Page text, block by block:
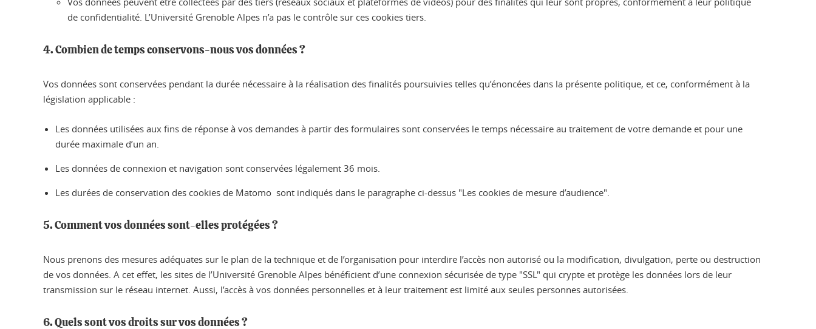
de confidentialité. L’Université Grenoble Alpes n’a pas le contrôle sur ces cookies tiers.
4. Combien de temps conservons-nous vos données ?
Vos données sont conservées pendant la durée nécessaire à la réalisation des finalités poursuivies telles qu’énoncées dans la présente politique, et ce, conformément à la
législation applicable :
Les données utilisées aux fins de réponse à vos demandes à partir des formulaires sont conservées le temps nécessaire au traitement de votre demande et pour une
durée maximale d’un an.
Les données de connexion et navigation sont conservées légalement 36 mois.
Les durées de conservation des cookies de Matomo sont indiqués dans le paragraphe ci-dessus "Les cookies de mesure d’audience".
5. Comment vos données sont-elles protégées ?
Nous prenons des mesures adéquates sur le plan de la technique et de l’organisation pour interdire l’accès non autorisé ou la modification, divulgation, perte ou destruction
de vos données. A cet effet, les sites de l’Université Grenoble Alpes bénéficient d’une connexion sécurisée de type "SSL" qui crypte et protège les données lors de leur
transmission sur le réseau internet. Aussi, l’accès à vos données personnelles et à leur traitement est limité aux seules personnes autorisées.
6. Quels sont vos droits sur vos données ?